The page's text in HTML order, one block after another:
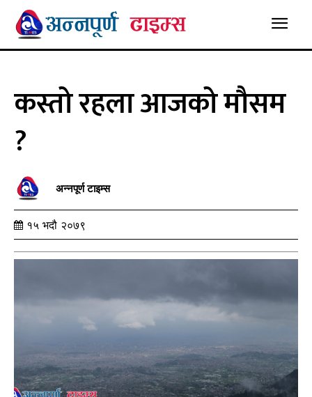
कस्तो रहला आजको मौसम
?
अन्नपूर्ण टाइम्स
१५ भदौ २०७९